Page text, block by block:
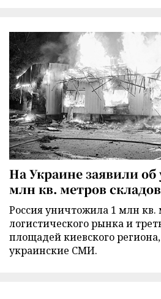
На Украине заявили
млн кв. метров складов
Россия уничтожила 1 млн кв.
логистического рынка и
площадей киевского
украинские СМИ.